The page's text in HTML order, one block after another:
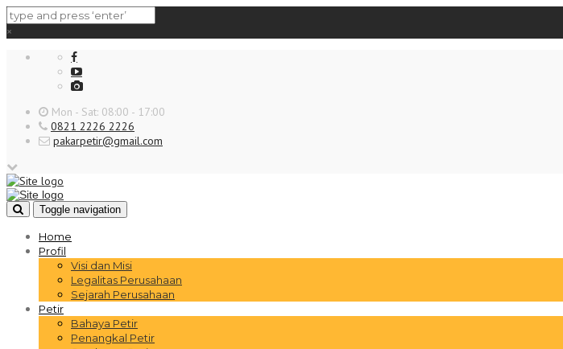
×
Mon - Sat: 08:00 - 17:00
0821 2226 2226
pakarpetir@gmail.com
Toggle navigation
Home
Profil
Visi dan Misi
Legalitas Perusahaan
Sejarah Perusahaan
Petir
Bahaya Petir
Penangkal Petir